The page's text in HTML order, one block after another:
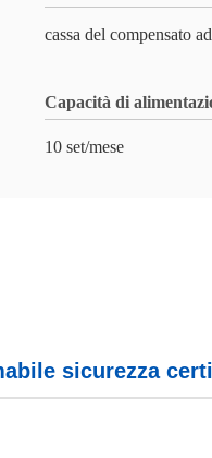
cassa del compensato
Capacità di
10 set/mese
sicurezza